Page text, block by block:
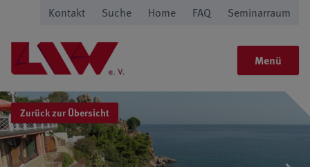
Kontakt Suche Home FAQ Seminarraum
Menü
Zurück zur Übersicht